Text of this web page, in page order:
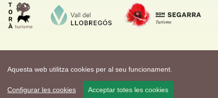
Aquesta web utilitza cookies per al seu funcionament.
Configurar les cookies Acceptar totes les cookies